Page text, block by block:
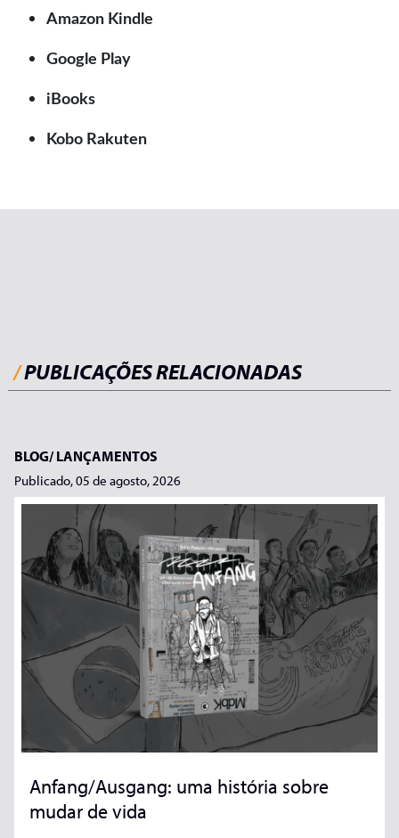
Amazon Kindle
Google Play
iBooks
Kobo Rakuten
/PUBLICAÇÕES RELACIONADAS
BLOG/LANÇAMENTOS
Publicado, 05 de agosto, 2026
Anfang/Ausgang: uma história sobre
mudar de vida